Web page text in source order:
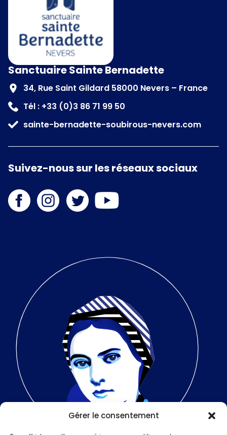
Gérer le consentement
Sanctuaire Sainte Bernadette
34, Rue Saint Gildard 58000 Nevers – France
Tél : +33 (0)3 86 71 99 50
sainte-bernadette-soubirous-nevers.com
Suivez-nous sur les réseaux sociaux